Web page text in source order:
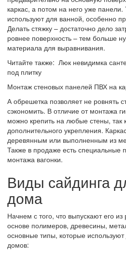
каркас, а потом на него уже панели.
используют для ванной, особенно
Делать стяжку – достаточно дело
ровнее поверхность – тем больше
материала для выравнивания.
Читайте также: Люк невидимка
под плитку
Монтаж стеновых панелей ПВХ на
А обрешетка позволяет не ровнять
сэкономить. В отличие от монтажа
можно крепить на любые стены, так
дополнительного укрепления.
деревянным или выполненным из
Также в продаже есть специальные
монтажа вагонки.
Виды сайдинга
дома
Начнем с того, что выпускают его
основе полимеров, древесины,
основные типы, которые
домов: